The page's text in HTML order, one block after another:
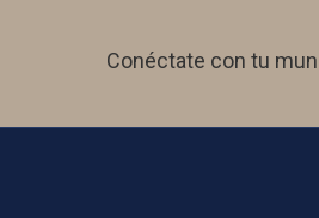
Conéctate con tu